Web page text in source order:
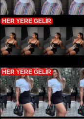
HER YERE GELİR
HER YERE GELİR